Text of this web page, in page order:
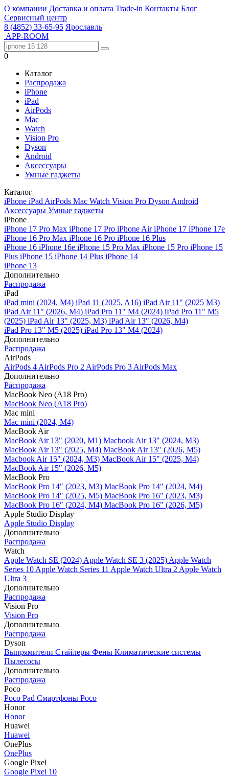
О компании Доставка и оплата Trade-in Контакты Блог
Сервисный центр
8 (4852) 33-65-95 Ярославль
APP-ROOM
0
Каталог
Распродажа
iPhone
iPad
AirPods
Mac
Watch
Vision Pro
Dyson
Android
Аксессуары
Умные гаджеты
Каталог
iPhone iPad AirPods Mac Watch Vision Pro Dyson Android
Аксессуары Умные гаджеты
iPhone
iPhone 17 Pro Max iPhone 17 Pro iPhone AiriPhone 17 iPhone 17e
iPhone 16 Pro Max iPhone 16 Pro iPhone 16 Plus
iPhone 16 iPhone 16e iPhone 15 Pro Max iPhone 15 Pro iPhone 15
Plus iPhone 15 iPhone 14 Plus iPhone 14
iPhone 13
Дополнительно
Распродажа
iPad
iPad mini (2024, M4) iPad 11 (2025, A16) iPad Air 11" (2025 M3)
iPad Air 11" (2026, M4) iPad Pro 11" M4 (2024) iPad Pro 11" M5
(2025) iPad Air 13" (2025, M3) iPad Air 13" (2026, M4)
iPad Pro 13" M5 (2025) iPad Pro 13" M4 (2024)
Дополнительно
Распродажа
AirPods
AirPods 4 AirPods Pro 2 AirPods Pro 3 AirPods Max
Дополнительно
Распродажа
MacBook Neo (A18 Pro)
MacBook Neo (A18 Pro)
Mac mini
Mac mini (2024, M4)
MacBook Air
MacBook Air 13" (2020, M1) Macbook Air 13" (2024, M3)
MacBook Air 13" (2025, M4) MacBook Air 13″ (2026, M5)
Macbook Air 15" (2024, M3) MacBook Air 15" (2025, M4)
MacBook Air 15″ (2026, M5)
MacBook Pro
MacBook Pro 14" (2023, M3) MacBook Pro 14″ (2024, M4)
MacBook Pro 14″ (2025, M5) MacBook Pro 16" (2023, M3)
MacBook Pro 16″ (2024, M4) MacBook Pro 16" (2026, M5)
Apple Studio Display
Apple Studio Display
Дополнительно
Распродажа
Watch
Apple Watch SE (2024) Apple Watch SE 3 (2025) Apple Watch
Series 10 Apple Watch Series 11 Apple Watch Ultra 2 Apple Watch
Ultra 3
Дополнительно
Распродажа
Vision Pro
Vision Pro
Дополнительно
Распродажа
Dyson
Выпрямители Стайлеры Фены Климатические системы
Пылесосы
Дополнительно
Распродажа
Poco
Poco Pad Смартфоны Poco
Honor
Honor
Huawei
Huawei
OnePlus
OnePlus
Google Pixel
Google Pixel 10